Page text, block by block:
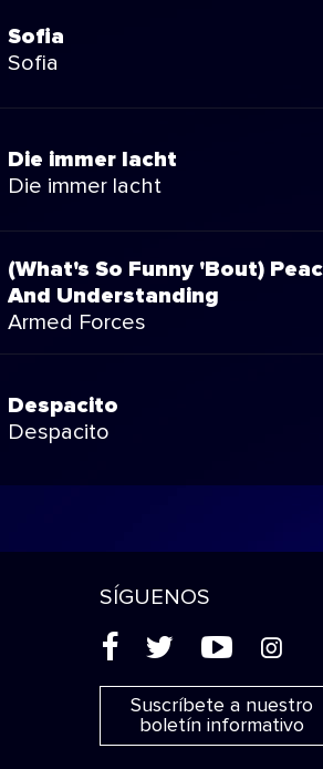
Sofia
Sofia
Die immer lacht
Die immer lacht
(What's So Funny 'Bout)
And Understanding
Armed Forces
Despacito
Despacito
SÍGUENOS
( ' + &
Suscríbete a nuestro
boletín informativo